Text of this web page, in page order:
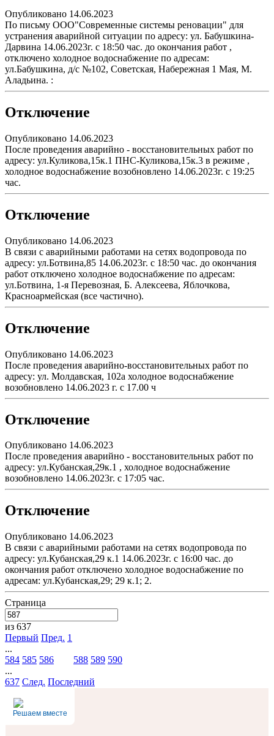
Опубликовано 14.06.2023
По письму ООО"Современные системы реновации" для
устранения аварийной ситуации по адресу: ул. Бабушкина-
Дарвина 14.06.2023г. с 18:50 час. до окончания работ ,
отключено холодное водоснабжение по адресам:
ул.Бабушкина, д/с №102, Советская, Набережная 1 Мая, М.
Аладьина. :
Отключение
Опубликовано 14.06.2023
После проведения аварийно - восстановительных работ по
адресу: ул.Куликова,15к.1 ПНС-Куликова,15к.3 в режиме ,
холодное водоснабжение возобновлено 14.06.2023г. с 19:25
час.
Отключение
Опубликовано 14.06.2023
В связи с аварийными работами на сетях водопровода по
адресу: ул.Ботвина,85 14.06.2023г. с 18:50 час. до окончания
работ отключено холодное водоснабжение по адресам:
ул.Ботвина, 1-я Перевозная, Б. Алексеева, Яблочкова,
Красноармейская (все частично).
Отключение
Опубликовано 14.06.2023
После проведения аварийно-восстановительных работ по
адресу: ул. Молдавская, 102а холодное водоснабжение
возобновлено 14.06.2023 г. с 17.00 ч
Отключение
Опубликовано 14.06.2023
После проведения аварийно - восстановительных работ по
адресу: ул.Кубанская,29к.1 , холодное водоснабжение
возобновлено 14.06.2023г. с 17:05 час.
Отключение
Опубликовано 14.06.2023
В связи с аварийными работами на сетях водопровода по
адресу: ул.Кубанская,29 к.1 14.06.2023г. с 16:00 час. до
окончания работ отключено холодное водоснабжение по
адресам: ул.Кубанская,29; 29 к.1; 2.
Страница
из 637
Первый Пред. 1
...
584 585 586 588 589 590
...
637 След. Последний
Решаем вместе